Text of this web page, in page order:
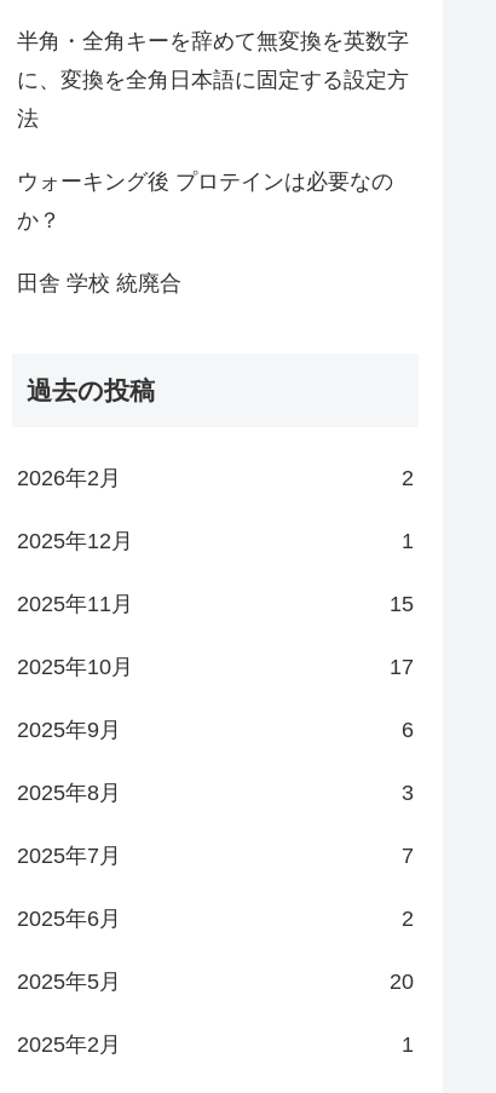
半角・全角キーを辞めて無変換を英数字
に、変換を全角日本語に固定する設定方
法
ウォーキング後 プロテインは必要なの
か？
田舎 学校 統廃合
過去の投稿
2026年2月 2
2025年12月 1
2025年11月 15
2025年10月 17
2025年9月 6
2025年8月 3
2025年7月 7
2025年6月 2
2025年5月 20
2025年2月 1